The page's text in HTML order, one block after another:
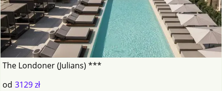
The Londoner (Julians) ***
od 3129 zł